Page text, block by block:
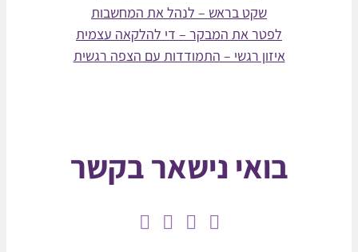
שקט בראש – לנהל את המחשבות
לפטר את המבקר – די להלקאה עצמית
איזון רגשי – התמודדות עם הצפה רגשית
בואי נישאר בקשר